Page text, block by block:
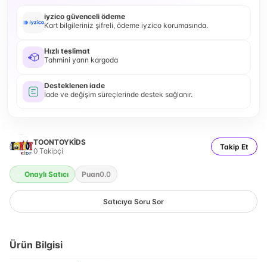
iyzico güvenceli ödeme
Kart bilgileriniz şifreli, ödeme iyzico korumasında.
Hızlı teslimat
Tahmini yarın kargoda
Desteklenen iade
İade ve değişim süreçlerinde destek sağlanır.
TOONTOYKİDS
0 Takipçi Takip Et
Onaylı Satıcı Puan0.0
Satıcıya Soru Sor
Ürün Bilgisi